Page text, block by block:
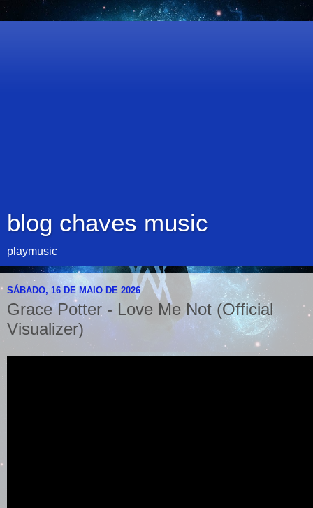
blog chaves music
playmusic
SÁBADO, 16 DE MAIO DE 2026
Grace Potter - Love Me Not (Official
Visualizer)